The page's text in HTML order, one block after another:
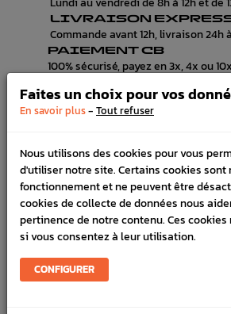
LIVRAISON
Commande avant 12h, livraison 24h
PAIEMENT CB
100% sécurisé, payez en 3x, 4x ou
LIVRAISON
VÉHICULES COMPATIBLE
SCHÉMA CONSTRUCTEUR
Marque :SUBARU
Faites un choix pour vos
En savoir plus- Tout refuser
Nous utilisons des cookies pour vous
d'utiliser notre site. Certains cookies sont
fonctionnement et ne peuvent être
cookies de collecte de données nous
pertinence de notre contenu. Ces
si vous consentez à leur utilisation.
CONFIGURER